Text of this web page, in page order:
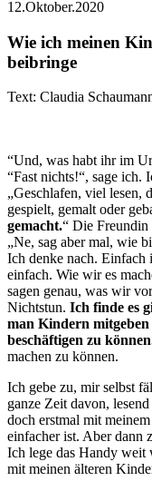
12.Oktober.2020
Wie ich meinen
beibringe
Text: Claudia
“Und, was habt ihr im
“Fast nichts!“, sage ich.
„Geschlafen, viel lesen,
gespielt, gemalt oder
gemacht.“ Die Freundin
„Ne, sag aber mal, wie
Ich denke nach. Einfach
einfach. Wie wir es
sagen genau, was wir
Nichtstun. Ich finde es
man Kindern mitgeben
beschäftigen zu
machen zu können.
Ich gebe zu, mir selbst
ganze Zeit davon,
doch erstmal mit
einfacher ist. Aber dann
Ich lege das Handy weit
mit meinen älteren